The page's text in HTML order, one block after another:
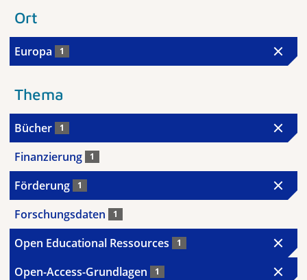
Ort
Europa 1
Thema
Bücher 1
Finanzierung 1
Förderung 1
Forschungsdaten 1
Open Educational Ressources 1
Open-Access-Grundlagen 1